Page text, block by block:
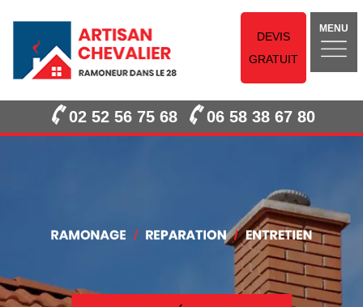
DEVIS
GRATUIT
MENU
02 52 56 75 68 06 58 38 67 80